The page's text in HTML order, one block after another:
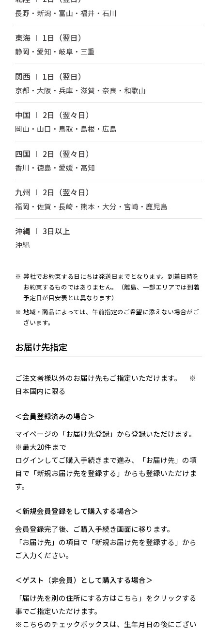
長野・新潟・富山・福井・石川
東海
静岡・愛知・岐阜・三重
1日（翌日）
関西
京都・大阪・兵庫・滋賀・奈良・和歌山
1日（翌日）
中国
岡山・山口・鳥取・島根・広島
2日（翌々日）
四国
香川・徳島・愛媛・高知
2日（翌々日）
九州
福岡・佐賀・長崎・熊本・大分・宮崎・鹿児島
2日（翌々日）
沖縄
沖縄
3日以上
弊社でお約束する日にちは発送日までとなります。到着日時を
お約束するものではありません。（離島、一部エリアでは到着
予定日が目安表とは異なります）
地域・商品によっては、午前指定のご希望に添えない場合がご
ざいます。
お届け先指定
ご注文者様以外のお届け先もご指定いただけます。 ※
日本国内に限る
＜会員登録済みの場合＞
マイページの「お届け先登録」から登録いただけます。
※最大20件まで
ログインしてご購入手続きまで進み、「お届け先」の項
目で「新規お届け先を登録する」からも登録いただけま
す。
＜新規会員登録をして購入する場合＞
会員登録完了後、ご購入手続き画面に移ります。
「お届け先」の項目で「新規お届け先を登録する」から
ご入力ください。
＜ゲスト（非会員）として購入する場合＞
「届け先を別の住所にする方はこちら」をクリックする
事でご指定いただけます。
※こちらのチェックボックスは、生年月日の後にござい